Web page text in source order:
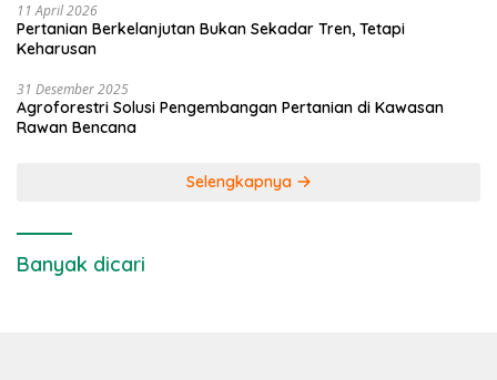
11 April 2026
Pertanian Berkelanjutan Bukan Sekadar Tren, Tetapi
Keharusan
31 Desember 2025
Agroforestri Solusi Pengembangan Pertanian di Kawasan
Rawan Bencana
Selengkapnya
Banyak dicari